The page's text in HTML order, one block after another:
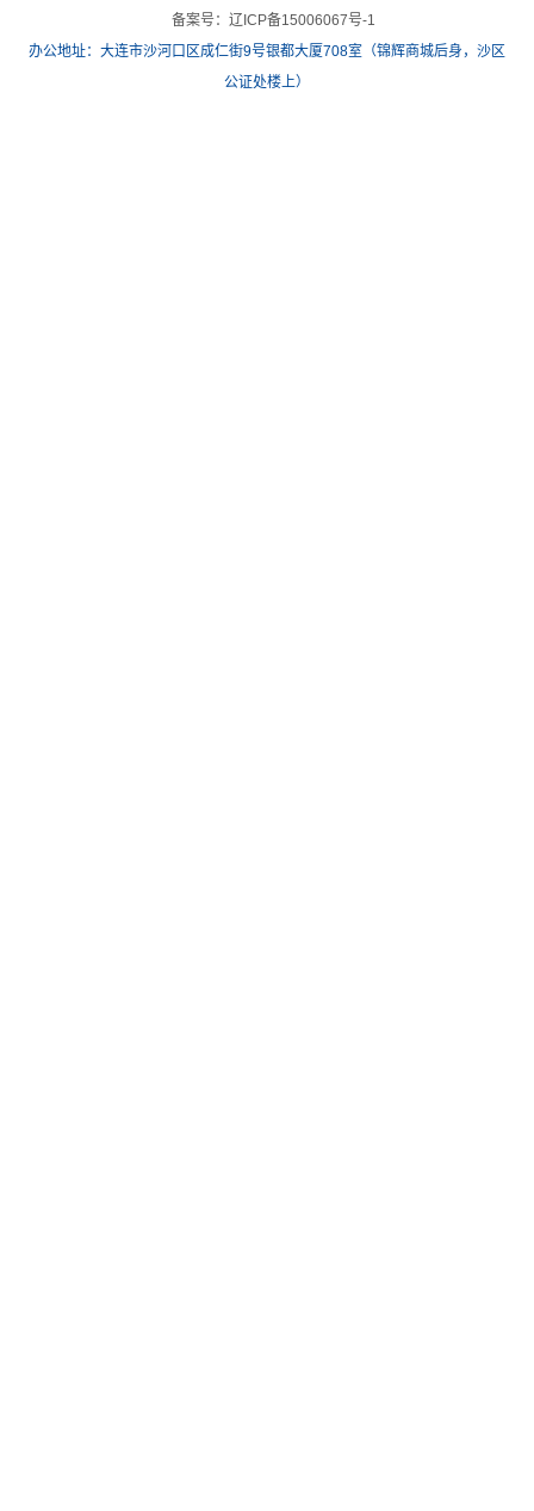
备案号：辽ICP备15006067号-1
办公地址：大连市沙河口区成仁街9号银都大厦708室（锦辉商城后身，沙区
公证处楼上）